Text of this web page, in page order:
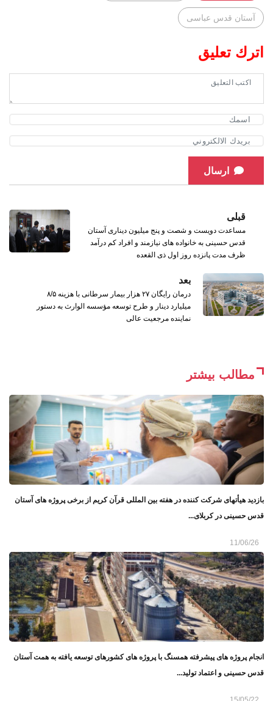
آستان قدس عباسی
اترك تعليق
ارسال
قبلی
مساعدت دویست و شصت و پنج میلیون دیناری آستان
قدس حسینی به خانواده های نیازمند و افراد کم درآمد
ظرف مدت پانزده روز اول ذی القعده
بعد
درمان رایگان ۲۷ هزار بیمار سرطانی با هزینه‌ ۸/۵
میلیارد دینار و طرح توسعه مؤسسه الوارث به دستور
نماینده مرجعیت عالی
مطالب بیشتر
بازدید هیأتهای شرکت کننده در هفته بین‌ المللی قرآن کریم از برخی پروژه‌ های آستان
قدس حسینی در کربلای...
11/06/26
انجام پروژه های پیشرفته همسنگ با پروژه های کشورهای توسعه یافته به همت آستان
قدس حسینی و اعتماد تولید...